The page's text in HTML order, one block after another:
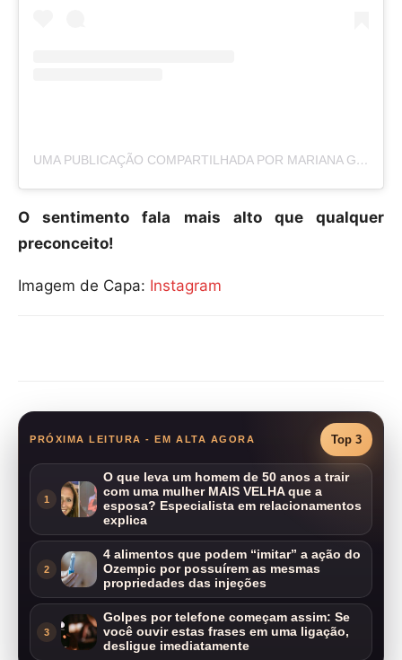
UMA PUBLICAÇÃO COMPARTILHADA POR MARIANA GODOY (@MARIANAGODOY)
O sentimento fala mais alto que qualquer
preconceito!
Imagem de Capa: Instagram
PRÓXIMA LEITURA - EM ALTA AGORA Top 3
1
O que leva um homem de 50 anos a trair
com uma mulher MAIS VELHA que a
esposa? Especialista em relacionamentos
explica
2
4 alimentos que podem “imitar” a ação do
Ozempic por possuírem as mesmas
propriedades das injeções
3
Golpes por telefone começam assim: Se
você ouvir estas frases em uma ligação,
desligue imediatamente